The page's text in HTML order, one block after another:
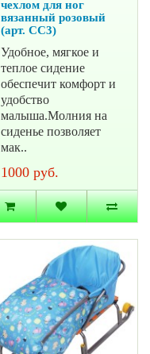
чехлом для ног
вязанный розовый
(арт. СС3)
Удобное, мягкое и
теплое сидение
обеспечит комфорт и
удобство
малыша.Молния на
сиденье позволяет
мак..
1000 руб.